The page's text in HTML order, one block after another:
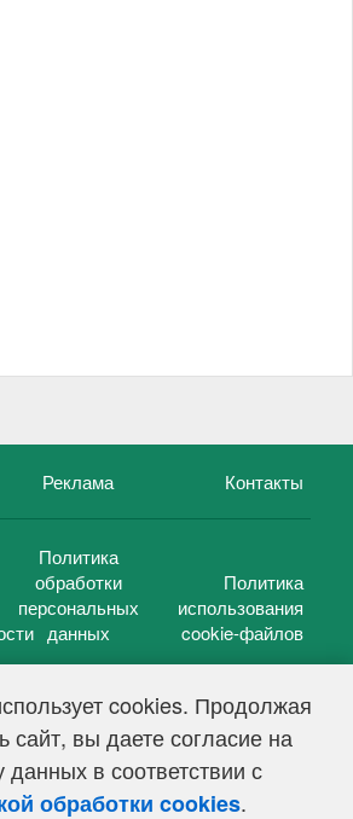
cookies. Продолжая
сайт, вы даете согласие на
данных в соответствии с
обработки cookies.
Реклама Контакты
Политика
обработки
персональных
данных
Политика
использования
cookie-файлов
2005 — 2026 г.
СМИ Эл № ФС 77-39848, выдано
по надзору в сфере связи,
и массовых коммуникаций